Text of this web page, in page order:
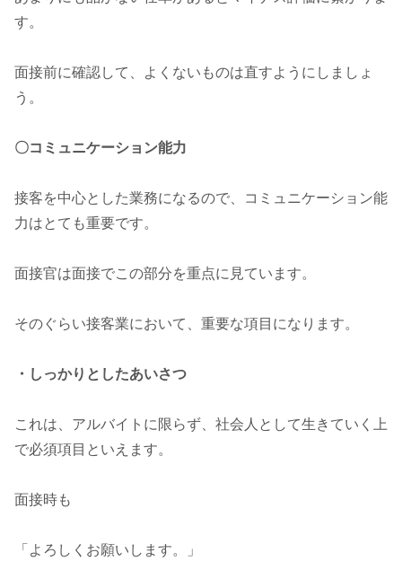
す。
面接前に確認して、よくないものは直すようにしましょ
う。
〇コミュニケーション能力
接客を中心とした業務になるので、コミュニケーション能
力はとても重要です。
面接官は面接でこの部分を重点に見ています。
そのぐらい接客業において、重要な項目になります。
・しっかりとしたあいさつ
これは、アルバイトに限らず、社会人として生きていく上
で必須項目といえます。
面接時も
「よろしくお願いします。」